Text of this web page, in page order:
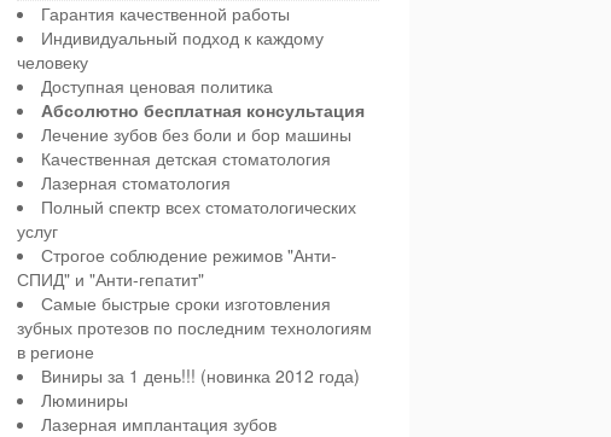
Гарантия качественной работы
Индивидуальный подход к каждому
человеку
Доступная ценовая политика
Абсолютно бесплатная консультация
Лечение зубов без боли и бор машины
Качественная детская стоматология
Лазерная стоматология
Полный спектр всех стоматологических
услуг
Строгое соблюдение режимов "Анти-
СПИД" и "Анти-гепатит"
Самые быстрые сроки изготовления
зубных протезов по последним технологиям
в регионе
Виниры за 1 день!!! (новинка 2012 года)
Люминиры
Лазерная имплантация зубов